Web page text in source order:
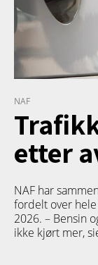
NAF
etter
NAF har
fordelt over
2026. – Bensin
ikke kjørt mer,